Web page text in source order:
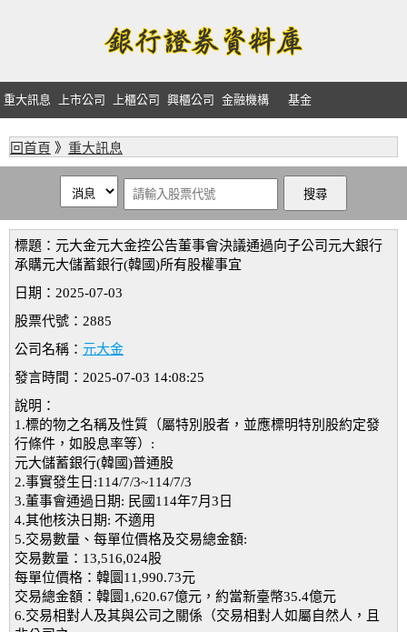
重大訊息 上市公司 上櫃公司 興櫃公司 金融機構 基金
回首頁 》 重大訊息
標題：元大金元大金控公告董事會決議通過向子公司元大銀行
承購元大儲蓄銀行(韓國)所有股權事宜
日期：2025-07-03
股票代號：2885
公司名稱： 元大金
發言時間：2025-07-03 14:08:25
說明：
1.標的物之名稱及性質（屬特別股者，並應標明特別股約定發
行條件，如股息率等）:
元大儲蓄銀行(韓國)普通股
2.事實發生日:114/7/3~114/7/3
3.董事會通過日期: 民國114年7月3日
4.其他核決日期: 不適用
5.交易數量、每單位價格及交易總金額:
交易數量：13,516,024股
每單位價格：韓圜11,990.73元
交易總金額：韓圜1,620.67億元，約當新臺幣35.4億元
6.交易相對人及其與公司之關係（交易相對人如屬自然人，且